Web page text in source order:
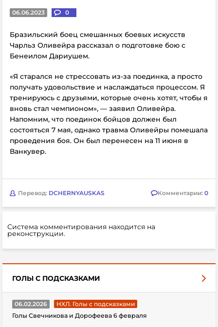
06.06.2023 0
Бразильский боец смешанных боевых искусств
Чарльз Оливейра рассказал о подготовке бою с
Бенеилом Дариушем.
«Я старался не стрессовать из-за поединка, а просто
получать удовольствие и наслаждаться процессом. Я
тренируюсь с друзьями, которые очень хотят, чтобы я
вновь стал чемпионом», — заявил Оливейра.
Напомним, что поединок бойцов должен был
состояться 7 мая, однако травма Оливейры помешала
проведения боя. Он был перенесен на 11 июня в
Ванкувер.
Перевод: DCHERNYAUSKAS Комментарии: 0
Система комментирования находится на
реконструкции.
ГОЛЫ С ПОДСКАЗКАМИ
06.02.2026
НХЛ. Голы с подсказками
Голы Свечникова и Дорофеева 6 февраля